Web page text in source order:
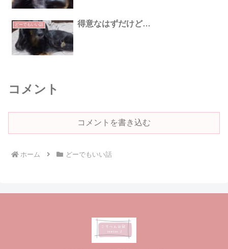
どーでもいい話 得意なはずだけど…
コメント
コメントを書き込む
ホーム どーでもいい話